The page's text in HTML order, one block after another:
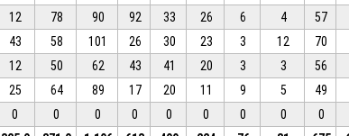
12 78 90 92 33 26 6 4 57
43 58 101 26 30 23 3 12 70
12 50 62 43 41 20 3 3 56
25 64 89 17 20 11 9 5 49
0 0 0 0 0 0 0 0 0